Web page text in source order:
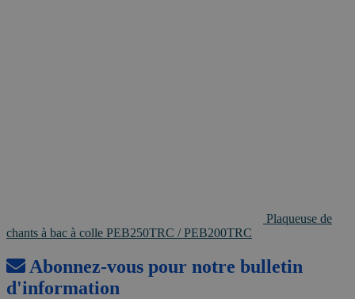
Plaqueuse de
chants à bac à colle PEB250TRC / PEB200TRC
Abonnez-vous pour notre bulletin
d'information